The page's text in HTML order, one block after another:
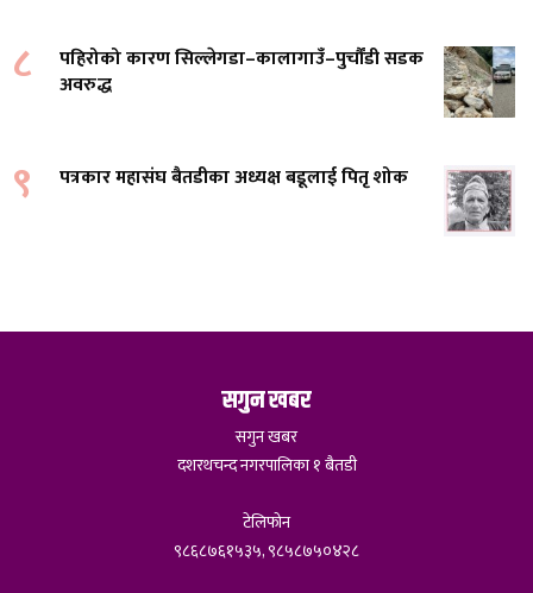
८
पहिरोको कारण सिल्लेगडा–कालागाउँ–पुर्चौंडी सडक
अवरुद्ध
९ पत्रकार महासंघ बैतडीका अध्यक्ष बडूलाई पितृ शोक
सगुन खबर
सगुन खबर
दशरथचन्द नगरपालिका १ बैतडी
टेलिफोन
९८६८७६१५३५, ९८५८७५०४२८